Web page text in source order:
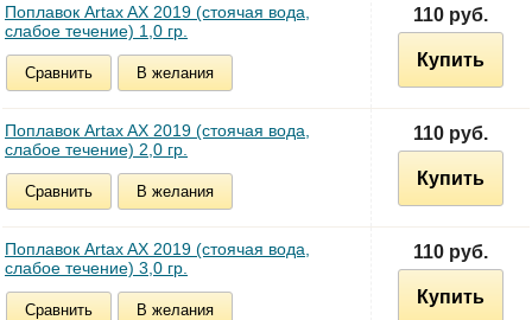
Поплавок Artax AX 2019 (стоячая вода,
слабое течение) 1,0 гр.
Сравнить В желания
110 руб.
Купить
Поплавок Artax AX 2019 (стоячая вода,
слабое течение) 2,0 гр.
Сравнить В желания
110 руб.
Купить
Поплавок Artax AX 2019 (стоячая вода,
слабое течение) 3,0 гр.
Сравнить В желания
110 руб.
Купить